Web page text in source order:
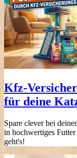
Kfz-
für deine
Spare clever bei
in hochwertiges
geht's!